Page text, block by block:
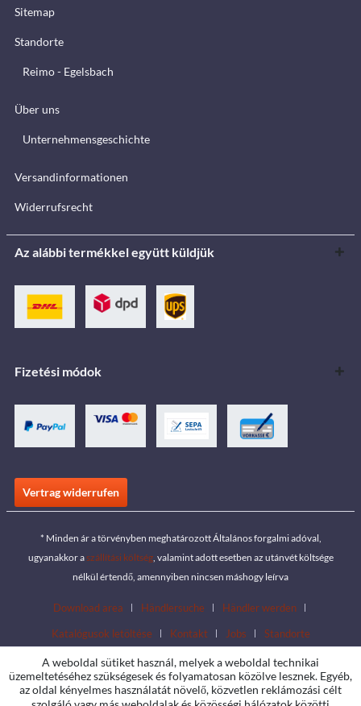
Sitemap
Standorte
Reimo - Egelsbach
Über uns
Unternehmensgeschichte
Versandinformationen
Widerrufsrecht
Az alábbi termékkel együtt küldjük
Fizetési módok
Vertrag widerrufen
* Minden ár a törvényben meghatározott Általános forgalmi adóval,
ugyanakkor aszállítási költség, valamint adott esetben az utánvét költsége
nélkül értendő, amennyiben nincsen máshogy leírva
Download area Händlersuche
Händler werden
Katalógusok letöltése
Kontakt Jobs Standorte
A weboldal sütiket használ, melyek a weboldal technikai
üzemeltetéséhez szükségesek és folyamatosan közölve lesznek. Egyéb,
az oldal kényelmes használatát növelő, közvetlen reklámozási célt